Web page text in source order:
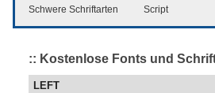
Schwere Schriftarten
Script
:: Kostenlose Fonts und
LEFT